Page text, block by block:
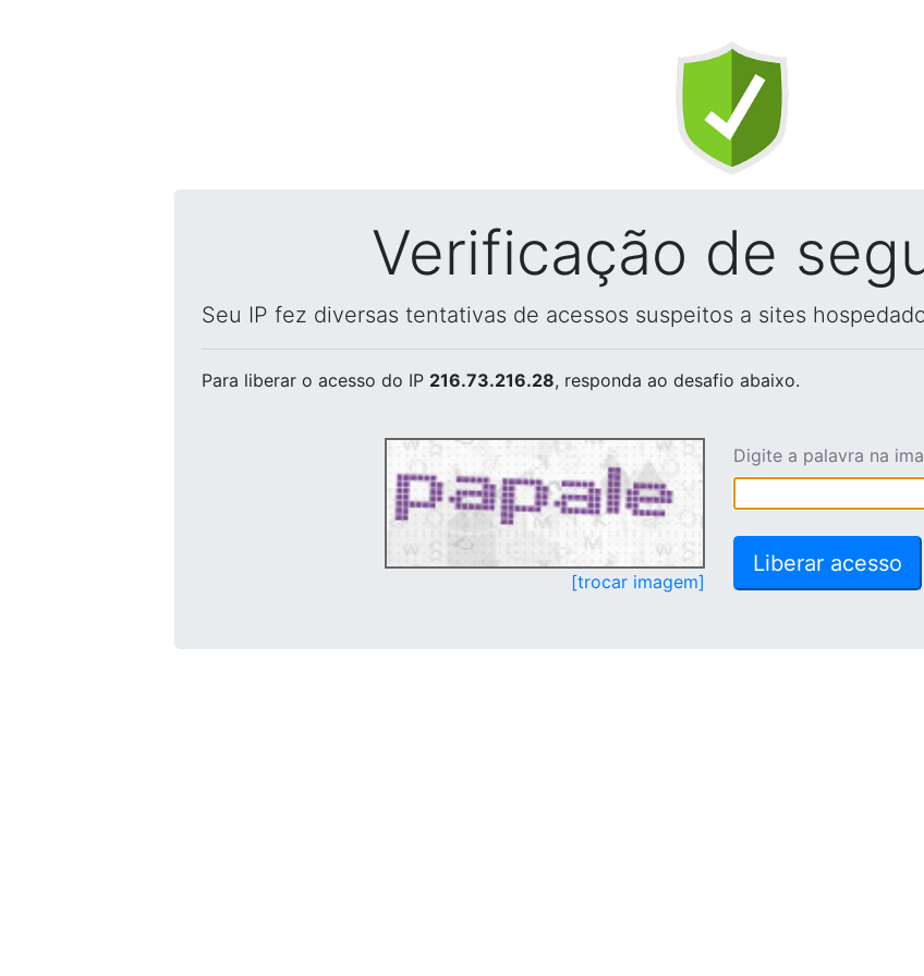
Verificação de
Seu IP fez diversas tentativas de acessos suspeitos a sites
Para liberar o acesso do IP 216.73.216.28, responda ao desafio abaixo.
[trocar imagem]
Digite a palavra na